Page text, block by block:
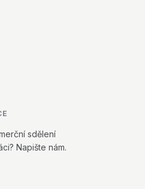
sdělení
Napište nám.